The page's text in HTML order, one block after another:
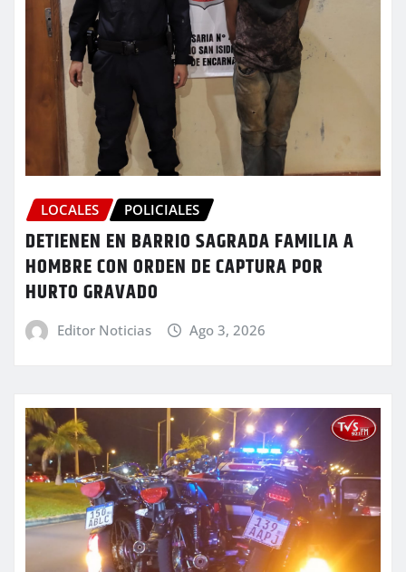
LOCALES POLICIALES
DETIENEN EN BARRIO SAGRADA FAMILIA A
HOMBRE CON ORDEN DE CAPTURA POR
HURTO GRAVADO
Editor Noticias Ago 3, 2026